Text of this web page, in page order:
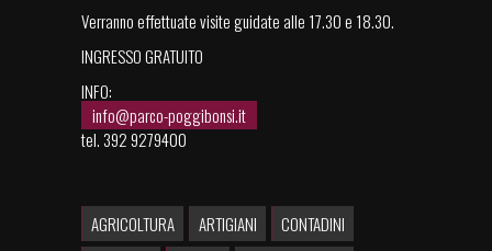
Verranno effettuate visite guidate alle 17.30 e 18.30.
INGRESSO GRATUITO
INFO:
info@parco-poggibonsi.it
tel. 392 9279400
AGRICOLTURA ARTIGIANI
CONTADINI